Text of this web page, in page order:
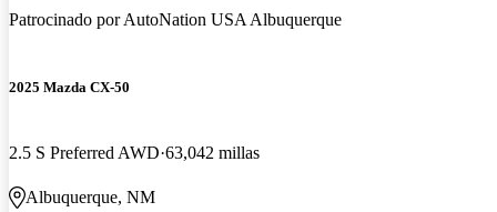
Patrocinado porAutoNation USA Albuquerque
2025 Mazda CX-50
2.5 S Preferred AWD 63,042 millas
Albuquerque, NM